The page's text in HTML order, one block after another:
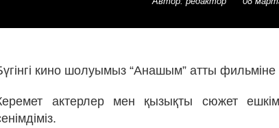
кино шолуымыз “Анашым” атты
актерлер мен қызықты сюжет